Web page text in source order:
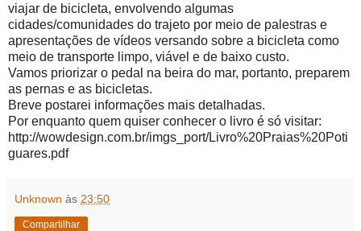
viajar de bicicleta, envolvendo algumas
cidades/comunidades do trajeto por meio de palestras e
apresentações de vídeos versando sobre a bicicleta como
meio de transporte limpo, viável e de baixo custo.
Vamos priorizar o pedal na beira do mar, portanto, preparem
as pernas e as bicicletas.
Breve postarei informações mais detalhadas.
Por enquanto quem quiser conhecer o livro é só visitar:
http://wowdesign.com.br/imgs_port/Livro%20Praias%20Poti
guares.pdf
Unknown às 23:50
Compartilhar